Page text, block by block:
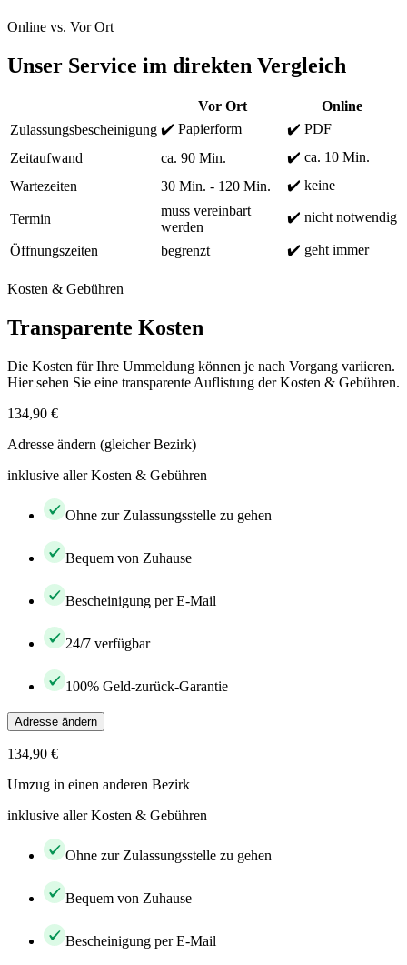
Online vs. Vor Ort
Unser Service im direkten Vergleich
Vor Ort
Online
Zulassungsbescheinigung ✔️ Papierform
✔️ PDF
Zeitaufwand
ca. 90 Min.
✔️ ca. 10 Min.
Wartezeiten
30 Min. - 120 Min. ✔️ keine
Termin
muss vereinbart
werden
✔️ nicht notwendig
Öffnungszeiten begrenzt ✔️ geht immer
Kosten & Gebühren
Transparente Kosten
Die Kosten für Ihre Ummeldung können je nach Vorgang variieren.
Hier sehen Sie eine transparente Auflistung der Kosten & Gebühren.
134,90 €
Adresse ändern (gleicher Bezirk)
inklusive aller Kosten & Gebühren
Ohne zur Zulassungsstelle zu gehen
Bequem von Zuhause
Bescheinigung per E-Mail
24/7 verfügbar
100% Geld-zurück-Garantie
Adresse ändern
134,90 €
Umzug in einen anderen Bezirk
inklusive aller Kosten & Gebühren
Ohne zur Zulassungsstelle zu gehen
Bequem von Zuhause
Bescheinigung per E-Mail